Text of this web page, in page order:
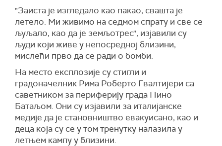
"Заиста је изгледало као пакао, свашта је
летело. Ми живимо на седмом спрату и све се
љуљало, као да је земљотрес", изјавили су
људи који живе у непосредној близини,
мислећи прво да се ради о бомби.
На место експлозије су стигли и
градоначелник Рима Роберто Гвалтијери са
саветником за периферију града Пино
Батаљом. Они су изјавили за италијанске
медије да је становништво евакуисано, као и
деца која су се у том тренутку налазила у
летњем кампу у близини.